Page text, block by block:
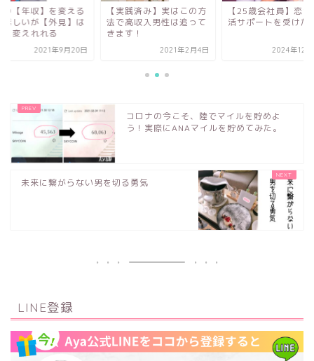
の【年収】を変える
難しいが【外見】は
に変えれれる
2021年9月20日
【実践済み】実はこの方
法で高収入男性は追って
きます！
2021年2月4日
【25歳会社員】恋
活サポートを受けた
2024年12
コロナの今こそ、陸でマイルを貯めよ
う！実際にANAマイルを貯めてみた。
未来に繋がらない男を切る勇気
LINE登録